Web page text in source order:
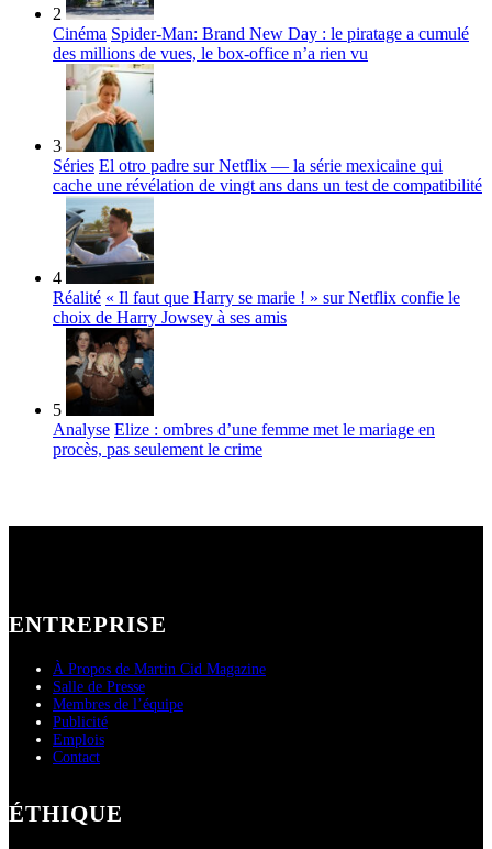
2
Cinéma Spider-Man: Brand New Day : le piratage a cumulé
des millions de vues, le box-office n’a rien vu
3
Séries El otro padre sur Netflix — la série mexicaine qui
cache une révélation de vingt ans dans un test de compatibilité
4
Réalité « Il faut que Harry se marie ! » sur Netflix confie le
choix de Harry Jowsey à ses amis
5
Analyse Elize : ombres d’une femme met le mariage en
procès, pas seulement le crime
ENTREPRISE
À Propos de Martin Cid Magazine
Salle de Presse
Membres de l’équipe
Publicité
Emplois
Contact
ÉTHIQUE